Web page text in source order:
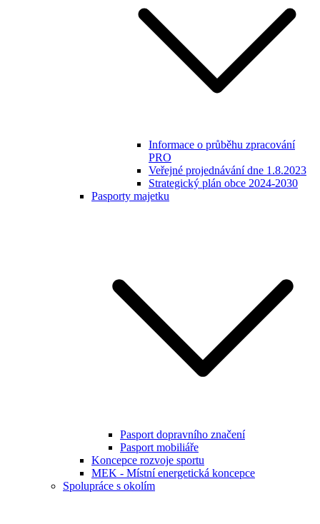
Informace o průběhu zpracování
PRO
Veřejné projednávání dne 1.8.2023
Strategický plán obce 2024-2030
Pasporty majetku
Pasport dopravního značení
Pasport mobiliáře
Koncepce rozvoje sportu
MEK - Místní energetická koncepce
Spolupráce s okolím